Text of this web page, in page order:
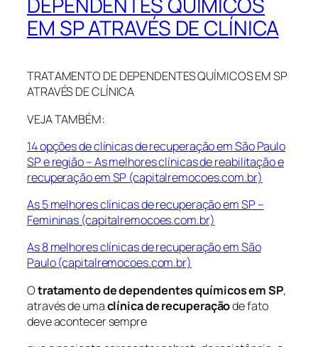
DEPENDENTES QUÍMICOS
EM SP ATRAVÉS DE CLÍNICA
TRATAMENTO DE DEPENDENTES QUÍMICOS EM SP
ATRAVÉS DE CLÍNICA
VEJA TAMBÉM:
14 opções de clínicas de recuperação em São Paulo
SP e região – As melhores clínicas de reabilitação e
recuperação em SP (capitalremocoes.com.br)
As 5 melhores clínicas de recuperação em SP –
Femininas (capitalremocoes.com.br)
As 8 melhores clínicas de recuperação em São
Paulo (capitalremocoes.com.br)
Otratamento de dependentes químicos em SP,
através de umaclínica de recuperaçãode fato
deve acontecer sempre